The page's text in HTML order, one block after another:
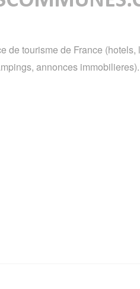
de tourisme de France (hotels,
annonces immobilieres).